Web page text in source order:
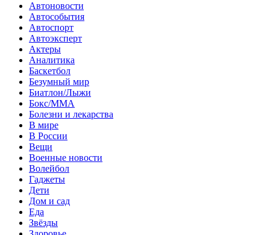
Автоновости
Автособытия
Автоспорт
Автоэксперт
Актеры
Аналитика
Баскетбол
Безумный мир
Биатлон/Лыжи
Бокс/MMA
Болезни и лекарства
В мире
В России
Вещи
Военные новости
Волейбол
Гаджеты
Дети
Дом и сад
Еда
Звёзды